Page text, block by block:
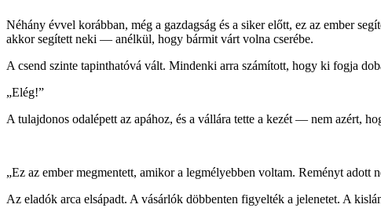
Néhány évvel korábban, még a gazdagság és a siker előtt, ez az ember
akkor segített neki — anélkül, hogy bármit várt volna cserébe.
A csend szinte tapinthatóvá vált. Mindenki arra számított, hogy ki fogja
„Elég!”
A tulajdonos odalépett az apához, és a vállára tette a kezét — nem azért,
„Ez az ember megmentett, amikor a legmélyebben voltam. Reményt
Az eladók arca elsápadt. A vásárlók döbbenten figyelték a jelenetet. A